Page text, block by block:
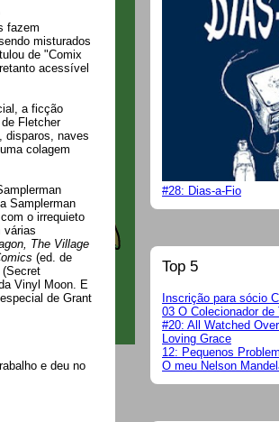
fazem
misturados
de "Comix
acessível
a ficção
Fletcher
disparos, naves
colagem
Samplerman
o irrequieto
várias
The Village
(ed. de
(Secret
Vinyl Moon. E
de Grant
e deu no
#28: Dias-a-Fio
Top 5
Inscrição para sócio
03 O Colecionador de
#20: All Watched
Loving Grace
12: Pequenos
O meu Nelson